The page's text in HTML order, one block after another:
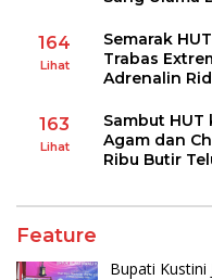
164
Lihat
Semarak
Trabas
Adrenalin
163
Lihat
Sambut HUT
Agam dan
Ribu Butir
Feature
Bupati Kustini